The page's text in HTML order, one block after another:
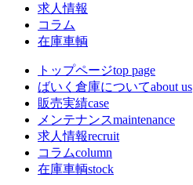
求人情報
コラム
在庫車輌
トップページtop page
ばいく倉庫についてabout us
販売実績case
メンテナンスmaintenance
求人情報recruit
コラムcolumn
在庫車輌stock